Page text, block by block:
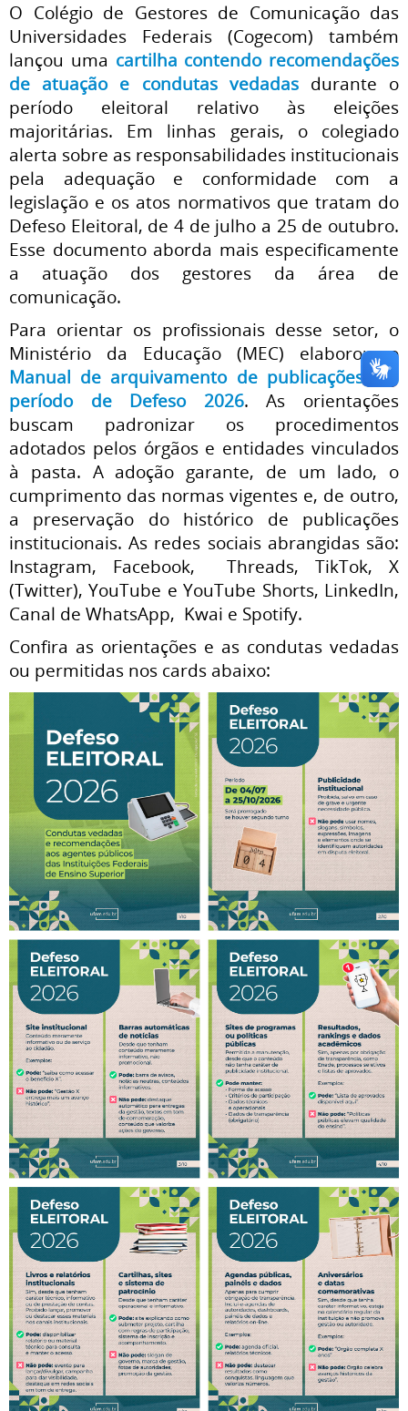
O Colégio de Gestores de Comunicação das
Universidades Federais (Cogecom) também
lançou uma cartilha contendo recomendações
de atuação e condutas vedadasdurante o
período eleitoral relativo às eleições
majoritárias. Em linhas gerais, o colegiado
alerta sobre as responsabilidades institucionais
pela adequação e conformidade com a
legislação e os atos normativos que tratam do
Defeso Eleitoral, de 4 de julho a 25 de outubro.
Esse documento aborda mais especificamente
a atuação dos gestores da área de
comunicação.
Para orientar os profissionais desse setor, o
Ministério da Educação (MEC) elaborou o
Manual de arquivamento de publicações em
período de Defeso 2026. As orientações
buscam padronizar os procedimentos
adotados pelos órgãos e entidades vinculados
à pasta. A adoção garante, de um lado, o
cumprimento das normas vigentes e, de outro,
a preservação do histórico de publicações
institucionais. As redes sociais abrangidas são:
Instagram, Facebook, Threads, TikTok, X
(Twitter), YouTube e YouTube Shorts, LinkedIn,
Canal de WhatsApp, Kwai e Spotify.
Confira as orientações e as condutas vedadas
ou permitidas nos cards abaixo: